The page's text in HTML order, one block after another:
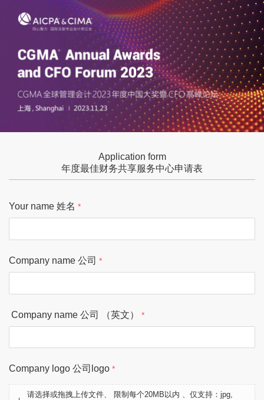
Application form
年度最佳财务共享服务中心申请表
Your name 姓名
Company name 公司
Company name 公司 （英文）
Company logo 公司logo
请选择或拖拽上传文件、 限制每个20MB以内 、仅支持：jpg,